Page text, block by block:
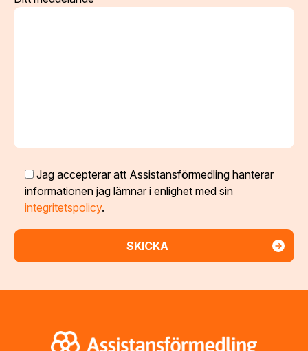
Jag accepterar att Assistansförmedling hanterar
informationen jag lämnar i enlighet med sin
integritetspolicy.